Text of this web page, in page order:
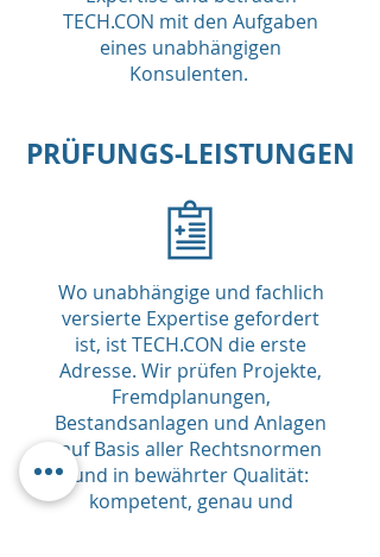
TECH.CON mit den Aufgaben
eines unabhängigen
Konsulenten.
PRÜFUNGS-LEISTUNGEN
Wo unabhängige und fachlich
versierte Expertise gefordert
ist, ist TECH.CON die erste
Adresse. Wir prüfen Projekte,
Fremdplanungen,
Bestandsanlagen und Anlagen
auf Basis aller Rechtsnormen
und in bewährter Qualität:
kompetent, genau und